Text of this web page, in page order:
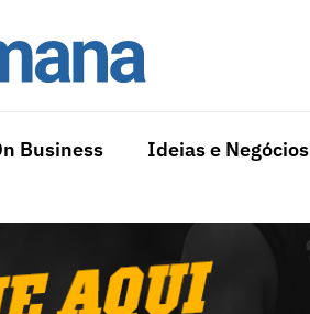
Business Ideias e Negócios